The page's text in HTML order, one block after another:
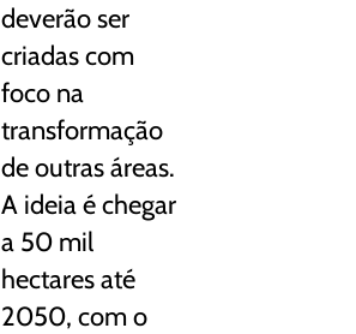
deverão ser
criadas com
foco na
transformação
de outras áreas.
A ideia é chegar
a 50 mil
hectares até
2050, com o